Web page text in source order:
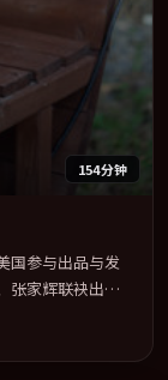
154分钟
国参与出品与发
张家辉联袂出
04-28 在内地
稳健，适合喜欢